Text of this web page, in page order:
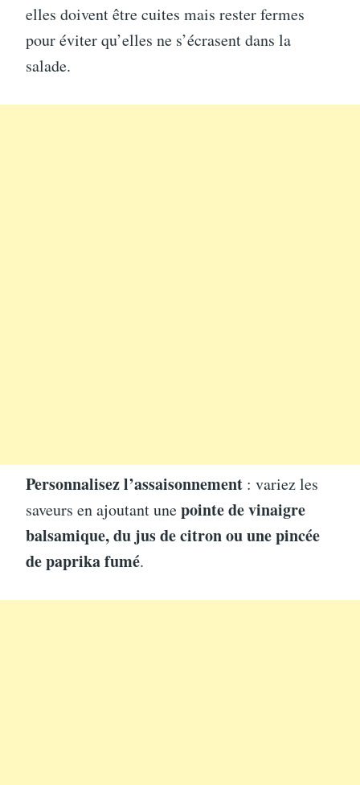
elles doivent être cuites mais rester fermes
pour éviter qu’elles ne s’écrasent dans la
salade.
Personnalisez l’assaisonnement : variez les
saveurs en ajoutant unepointe de vinaigre
balsamique, du jus de citron ou une pincée
de paprika fumé.